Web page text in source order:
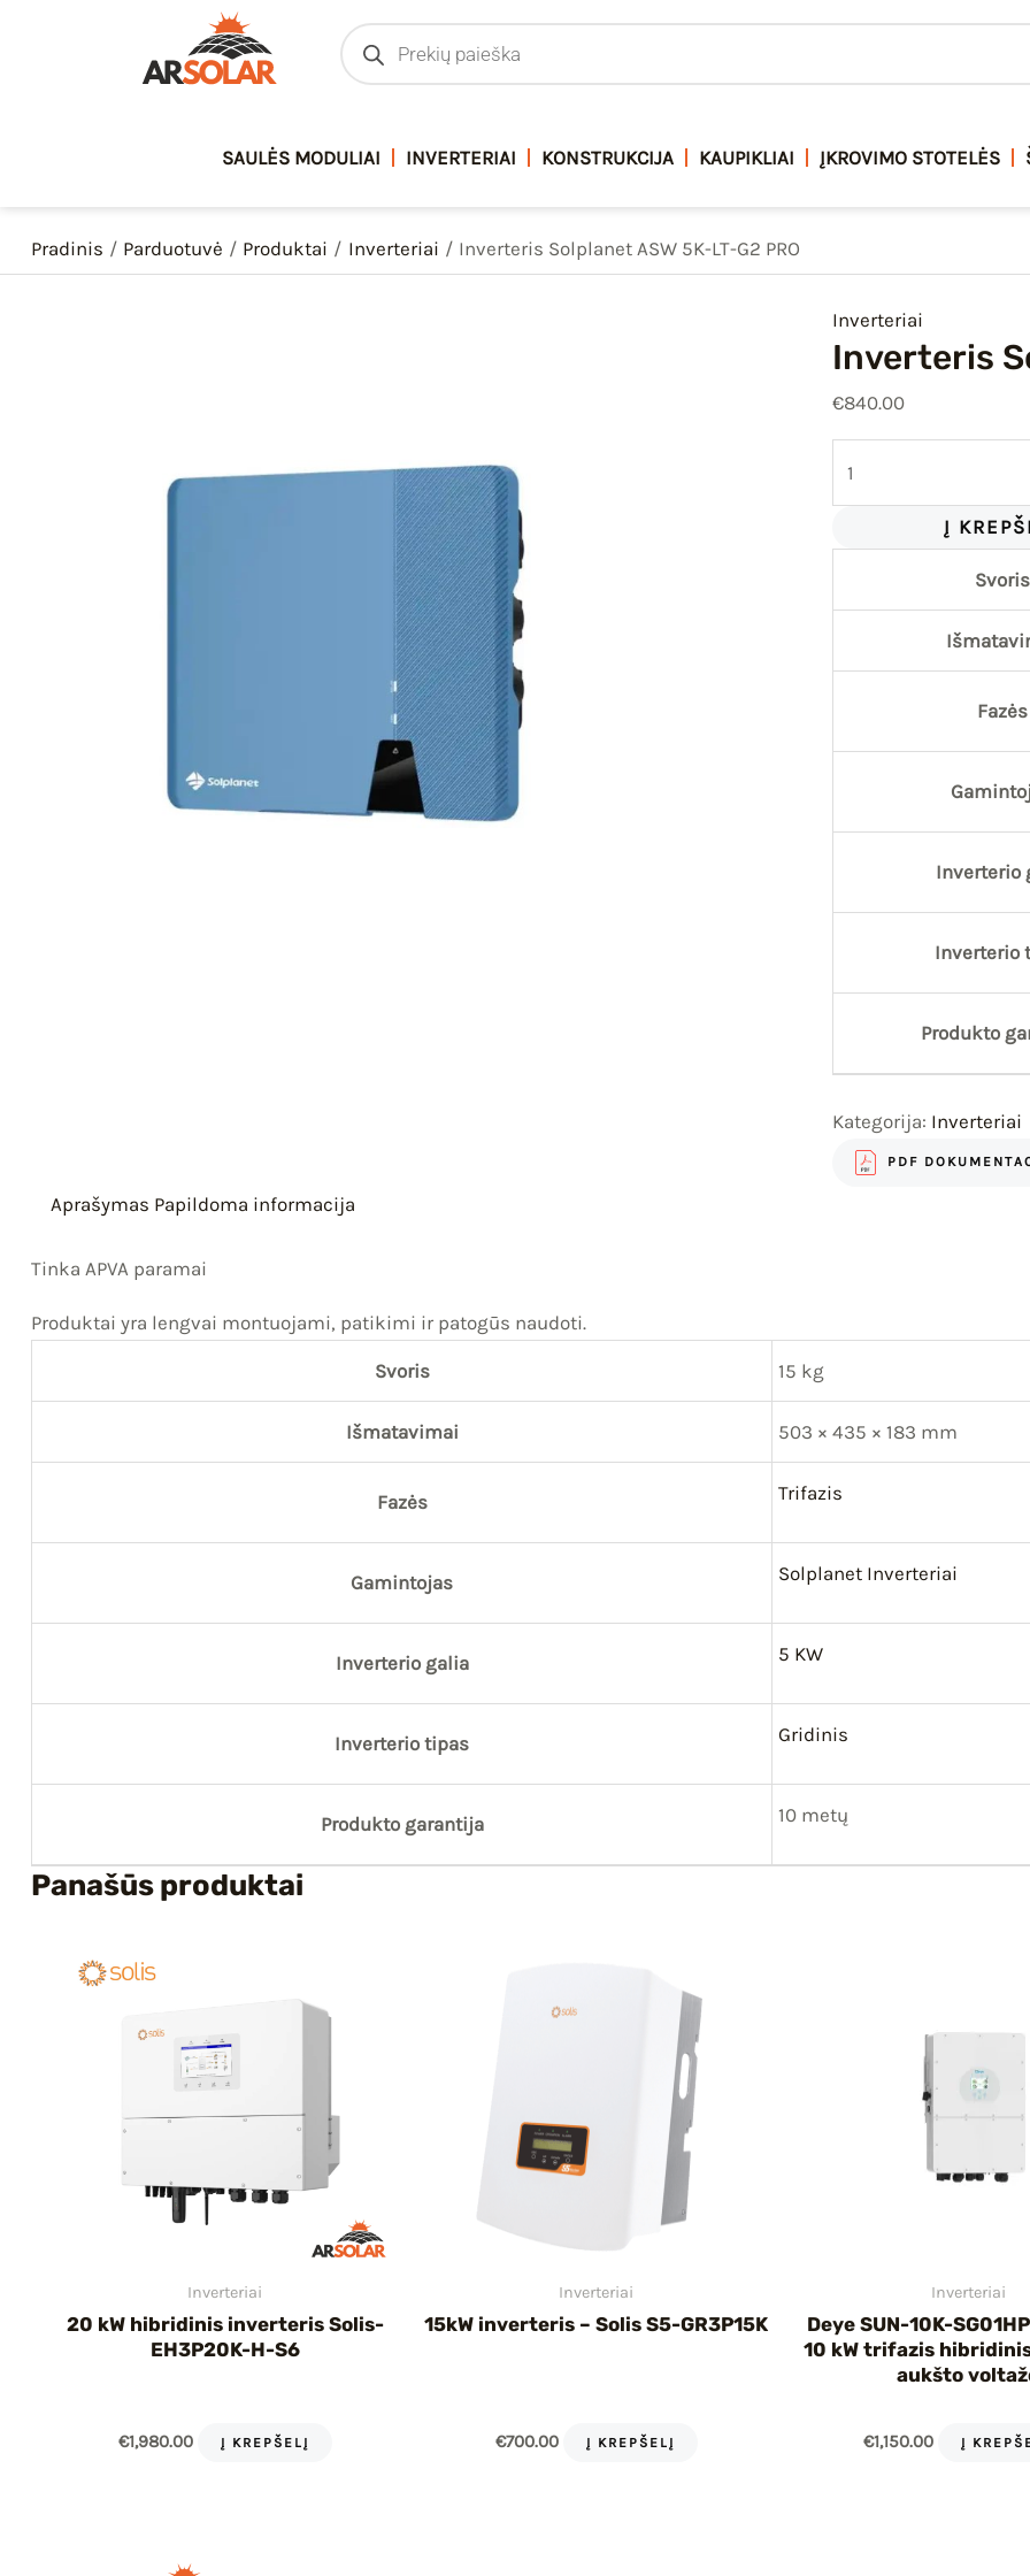
Products
search
SAULĖS MODULIAI INVERTERIAI KONSTRUKCIJA KAUPIKLIAI ĮKROVIMO STOTELĖS
Pradinis Parduotuvė Produktai Inverteriai Inverteris Solplanet ASW 5K-LT-G2 PRO
Inverteriai
Inverteris
€840.00
Inverteris
ASW
Į
Svoris
Fazės
Inverterio
Inverterio
Produkto
Kategorija: Inverteriai
PDF
Aprašymas Papildoma informacija
Tinka APVA paramai
Produktai yra lengvai montuojami, patikimi ir patogūs naudoti.
Svoris 15 kg
Išmatavimai 503 × 435 × 183 mm
Fazės Trifazis
Gamintojas Solplanet Inverteriai
Inverterio galia 5 KW
Inverterio tipas Gridinis
Produkto garantija 10 metų
Panašūs produktai
Inverteriai
20 kW hibridinis inverteris Solis-
EH3P20K-H-S6
€1,980.00 Į KREPŠELĮ
Inverteriai
15kW inverteris – Solis S5-GR3P15K
€700.00 Į KREPŠELĮ
Inverteriai
Deye SUN-10K-
10 kW trifazis
aukšto
€1,150.00 Į